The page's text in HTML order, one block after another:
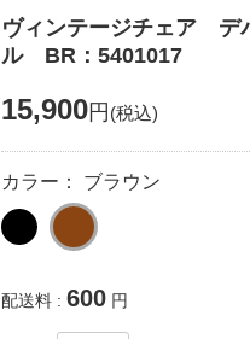
ヴィンテージチェア デ
ル BR：5401017
15,900円 (税込)
カラー： ブラウン
配送料 : 600 円